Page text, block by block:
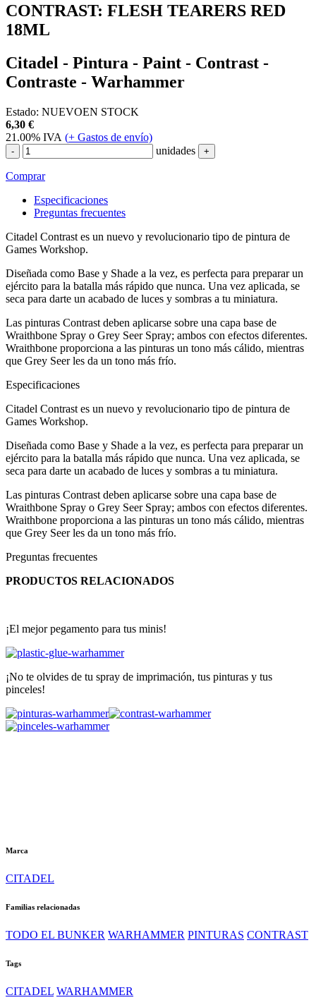
CONTRAST: FLESH TEARERS RED
18ML
Citadel - Pintura - Paint - Contrast -
Contraste - Warhammer
Estado: NUEVOEN STOCK
6,30 €
21.00% IVA (+ Gastos de envío)
- unidades +
Comprar
Especificaciones
Preguntas frecuentes
Citadel Contrast es un nuevo y revolucionario tipo de pintura de
Games Workshop.
Diseñada como Base y Shade a la vez, es perfecta para preparar un
ejército para la batalla más rápido que nunca. Una vez aplicada, se
seca para darte un acabado de luces y sombras a tu miniatura.
Las pinturas Contrast deben aplicarse sobre una capa base de
Wraithbone Spray o Grey Seer Spray; ambos con efectos diferentes.
Wraithbone proporciona a las pinturas un tono más cálido, mientras
que Grey Seer les da un tono más frío.
Especificaciones
Citadel Contrast es un nuevo y revolucionario tipo de pintura de
Games Workshop.
Diseñada como Base y Shade a la vez, es perfecta para preparar un
ejército para la batalla más rápido que nunca. Una vez aplicada, se
seca para darte un acabado de luces y sombras a tu miniatura.
Las pinturas Contrast deben aplicarse sobre una capa base de
Wraithbone Spray o Grey Seer Spray; ambos con efectos diferentes.
Wraithbone proporciona a las pinturas un tono más cálido, mientras
que Grey Seer les da un tono más frío.
Preguntas frecuentes
PRODUCTOS RELACIONADOS
¡El mejor pegamento para tus minis!
¡No te olvides de tu spray de imprimación, tus pinturas y tus
pinceles!
Marca
CITADEL
Familias relacionadas
TODO EL BUNKER WARHAMMER PINTURAS CONTRAST
Tags
CITADEL WARHAMMER